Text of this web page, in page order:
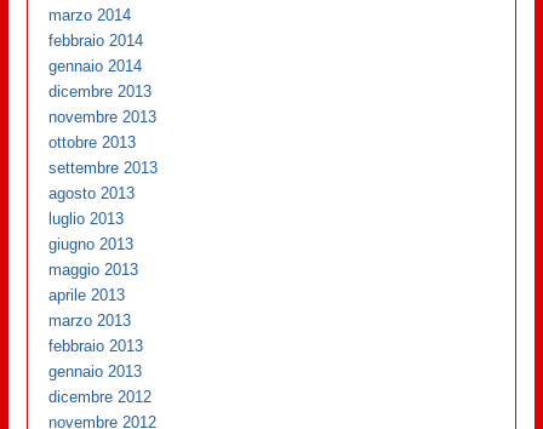
marzo 2014
febbraio 2014
gennaio 2014
dicembre 2013
novembre 2013
ottobre 2013
settembre 2013
agosto 2013
luglio 2013
giugno 2013
maggio 2013
aprile 2013
marzo 2013
febbraio 2013
gennaio 2013
dicembre 2012
novembre 2012